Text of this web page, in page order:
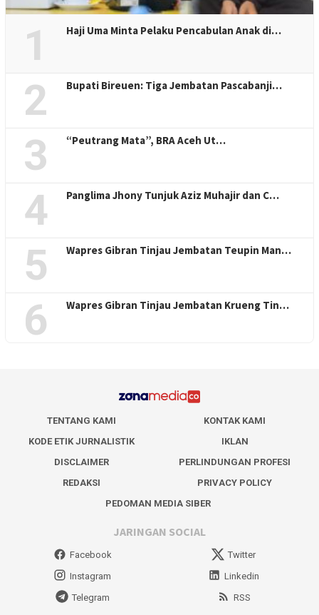
1 Haji Uma Minta Pelaku Pencabulan Anak di…
2 Bupati Bireuen: Tiga Jembatan Pascabanji…
3 “Peutrang Mata”, BRA Aceh Ut…
4 Panglima Jhony Tunjuk Aziz Muhajir dan C…
5 Wapres Gibran Tinjau Jembatan Teupin Man…
6 Wapres Gibran Tinjau Jembatan Krueng Tin…
TENTANG KAMI
KONTAK KAMI
KODE ETIK JURNALISTIK
IKLAN
DISCLAIMER
PERLINDUNGAN PROFESI
REDAKSI
PRIVACY POLICY
PEDOMAN MEDIA SIBER
JARINGAN SOCIAL
Facebook
Twitter
Instagram
Linkedin
Telegram
RSS